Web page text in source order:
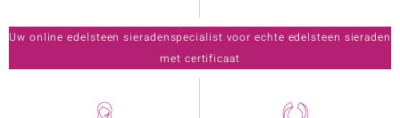
Uw online edelsteen sieradenspecialist voor echte edelsteen sieraden
met certificaat